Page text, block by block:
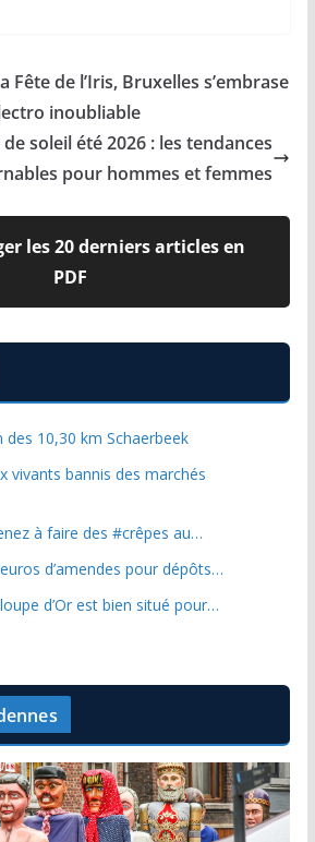
Fête de l’Iris, Bruxelles s’embrase
inoubliable
soleil été 2026 : les tendances
pour hommes et femmes
les 20 derniers articles en
PDF
10,30 km Schaerbeek
vivants bannis des marchés
à faire des #crêpes au…
d’amendes pour dépôts…
d’Or est bien situé pour…